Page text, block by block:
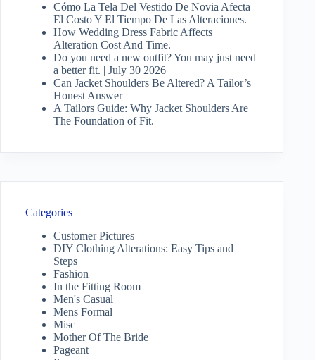
Cómo La Tela Del Vestido De Novia Afecta
El Costo Y El Tiempo De Las Alteraciones.
How Wedding Dress Fabric Affects
Alteration Cost And Time.
Do you need a new outfit? You may just need
a better fit. | July 30 2026
Can Jacket Shoulders Be Altered? A Tailor’s
Honest Answer
A Tailors Guide: Why Jacket Shoulders Are
The Foundation of Fit.
Categories
Customer Pictures
DIY Clothing Alterations: Easy Tips and
Steps
Fashion
In the Fitting Room
Men's Casual
Mens Formal
Misc
Mother Of The Bride
Pageant